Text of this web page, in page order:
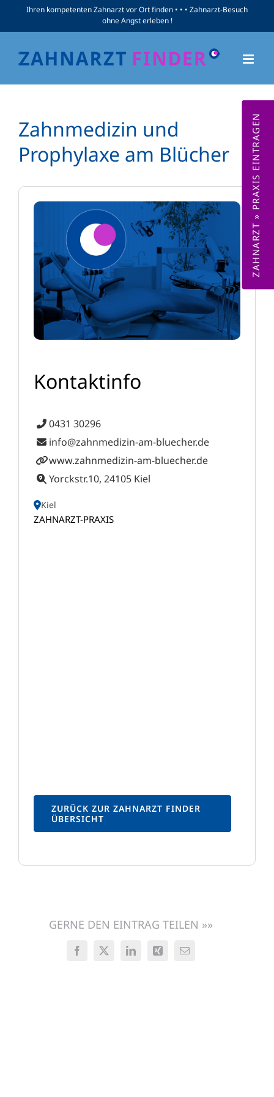
Inhalt
springen
Ihren kompetenten Zahnarzt vor Ort finden • • • Zahnarzt-Besuch
ohne Angst erleben !
Zahnmedizin und
Prophylaxe am Blücher
Kontaktinfo
0431 30296
info@zahnmedizin-am-bluecher.de
www.zahnmedizin-am-bluecher.de
Yorckstr.10, 24105 Kiel
Kiel
ZAHNARZT-PRAXIS
ZURÜCK ZUR ZAHNARZT FINDER
ÜBERSICHT
GERNE DEN EINTRAG TEILEN »»
Facebook
X LinkedInXing
E-
ZAHNARZT » PRAXIS EINTRAGEN